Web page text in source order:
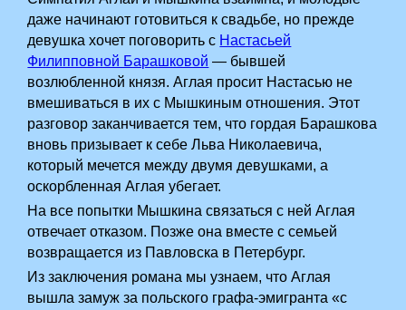
даже начинают готовиться к свадьбе, но прежде
девушка хочет поговорить с Настасьей
Филипповной Барашковой — бывшей
возлюбленной князя. Аглая просит Настасью не
вмешиваться в их с Мышкиным отношения. Этот
разговор заканчивается тем, что гордая Барашкова
вновь призывает к себе Льва Николаевича,
который мечется между двумя девушками, а
оскорбленная Аглая убегает.
На все попытки Мышкина связаться с ней Аглая
отвечает отказом. Позже она вместе с семьей
возвращается из Павловска в Петербург.
Из заключения романа мы узнаем, что Аглая
вышла замуж за польского графа-эмигранта «с